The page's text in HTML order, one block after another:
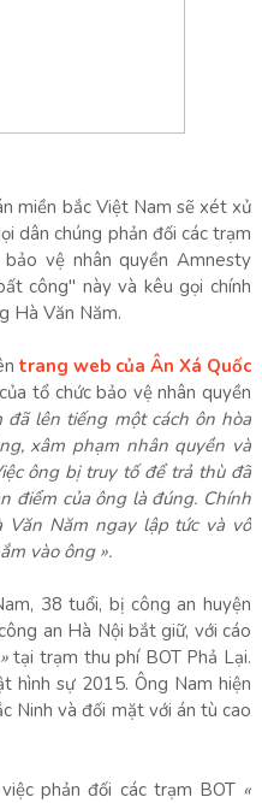
miền bắc Việt Nam sẽ xét xử
dân chúng phản đối các trạm
vệ nhân quyền Amnesty
công" này và kêu gọi chính
Hà Văn Năm.
trang web của Ân Xá Quốc
tổ chức bảo vệ nhân quyền
đã lên tiếng một cách ôn hòa
xâm phạm nhân quyền và
ông bị truy tố để trả thù đã
điểm của ông là đúng. Chính
Văn Năm ngay lập tức và vô
vào ông ».
38 tuổi, bị công an huyện
an Hà Nội bắt giữ, với cáo
tại trạm thu phí BOT Phả Lại.
hình sự 2015. Ông Nam hiện
Ninh và đối mặt với án tù cao
phản đối các trạm BOT«